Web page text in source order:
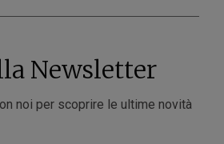
Newsletter
noi per scoprire le ultime novità